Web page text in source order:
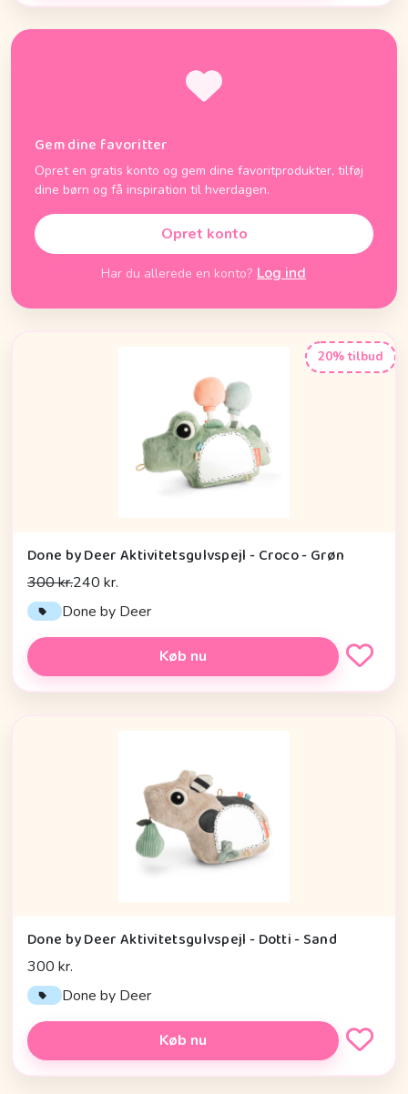
Gem dine favoritter
Opret en gratis konto og gem dine favoritprodukter, tilføj
dine børn og få inspiration til hverdagen.
Opret konto
Har du allerede en konto? Log ind
20% tilbud
Done by Deer Aktivitetsgulvspejl - Croco - Grøn
300 kr.240 kr.
Done by Deer
Køb nu
Done by Deer Aktivitetsgulvspejl - Dotti - Sand
300 kr.
Done by Deer
Køb nu